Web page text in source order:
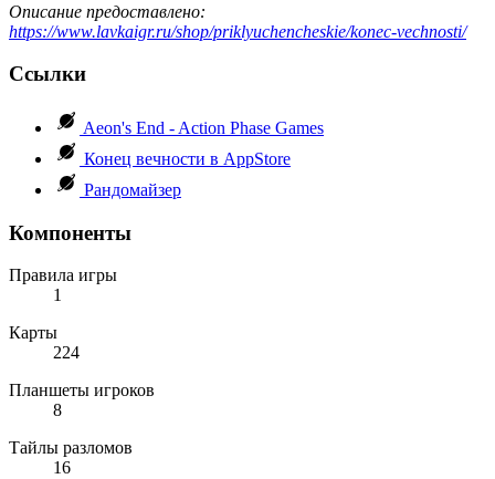
Описание предоставлено:
https://www.lavkaigr.ru/shop/priklyuchencheskie/konec-vechnosti/
Ссылки
Aeon's End - Action Phase Games
Конец вечности в AppStore
Рандомайзер
Компоненты
Правила игры
1
Карты
224
Планшеты игроков
8
Тайлы разломов
16